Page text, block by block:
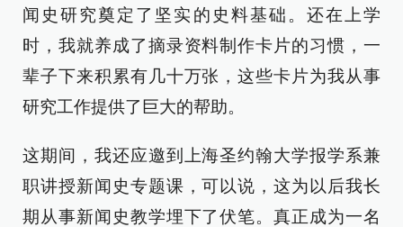
闻史研究奠定了坚实的史料基础。还在上学
时，我就养成了摘录资料制作卡片的习惯，一
辈子下来积累有几十万张，这些卡片为我从事
研究工作提供了巨大的帮助。
这期间，我还应邀到上海圣约翰大学报学系兼
职讲授新闻史专题课，可以说，这为以后我长
期从事新闻史教学埋下了伏笔。真正成为一名